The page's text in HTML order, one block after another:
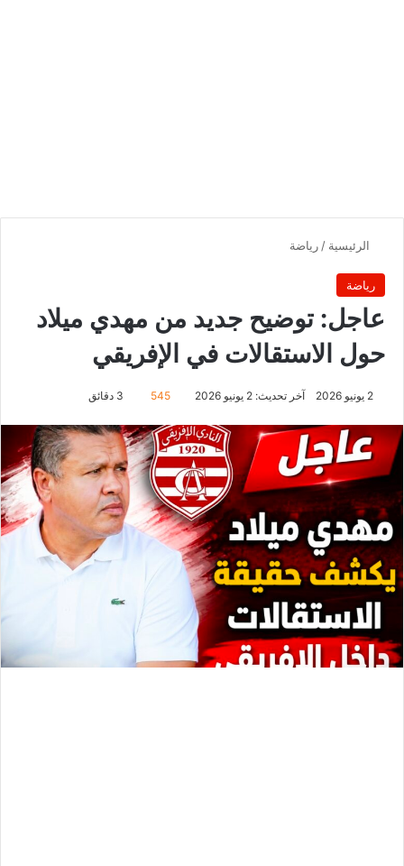
الرئيسية / رياضة
رياضة
عاجل: توضيح جديد من مهدي ميلاد
حول الاستقالات في الإفريقي
2 يونيو 2026 آخر تحديث: 2 يونيو 2026 545